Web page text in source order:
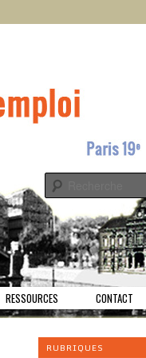
RESSOURCES CONTACT
RUBRIQUES